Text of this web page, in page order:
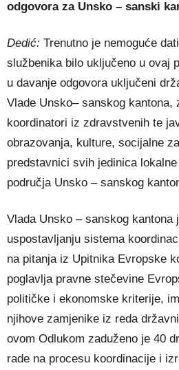
odgovora za Unsko – sanski
Dedić: Trenutno je nemoguće
službenika bilo uključeno u ovaj
u davanje odgovora uključeni
Vlade Unsko– sanskog kantona,
koordinatori iz zdravstvenih te
obrazovanja, kulture, socijalne
predstavnici svih jedinica
područja Unsko – sanskog
Vlada Unsko – sanskog kantona
uspostavljanju sistema
na pitanja iz Upitnika Evropske
poglavlja pravne stečevine
političke i ekonomske kriterije,
njihove zamjenike iz reda
ovom Odlukom zaduženo je 40
rade na procesu koordinacije i